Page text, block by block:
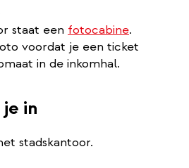
staat een fotocabine.
voordat je een ticket
in de inkomhal.
in
stadskantoor.